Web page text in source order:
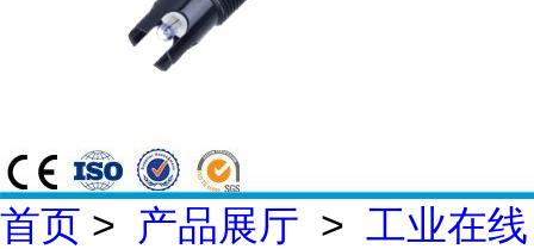
首页 > 产品展厅 > 工业在线